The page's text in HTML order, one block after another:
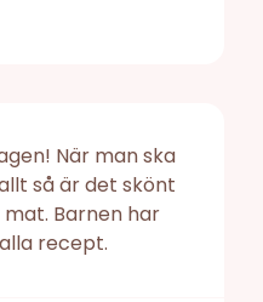
När man ska
så är det skönt
Barnen har
recept.